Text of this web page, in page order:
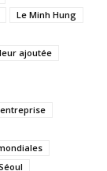
Le Minh Hung
ajoutée